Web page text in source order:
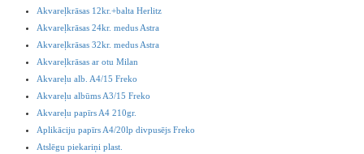
Akvareļkrāsas 12kr.+balta Herlitz
Akvareļkrāsas 24kr. medus Astra
Akvareļkrāsas 32kr. medus Astra
Akvareļkrāsas ar otu Milan
Akvareļu alb. A4/15 Freko
Akvareļu albūms A3/15 Freko
Akvareļu papīrs A4 210gr.
Aplikāciju papīrs A4/20lp divpusējs Freko
Atslēgu piekariņi plast.